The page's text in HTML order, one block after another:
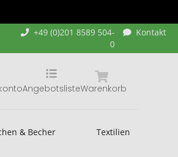
+49 (0)201 8589 504-
0
Kontakt
Warenkorb
Angebotsliste
& Becher Textilien